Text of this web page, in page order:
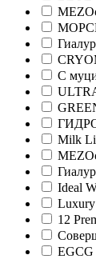
С
Milk
Ideal
Luxury
12